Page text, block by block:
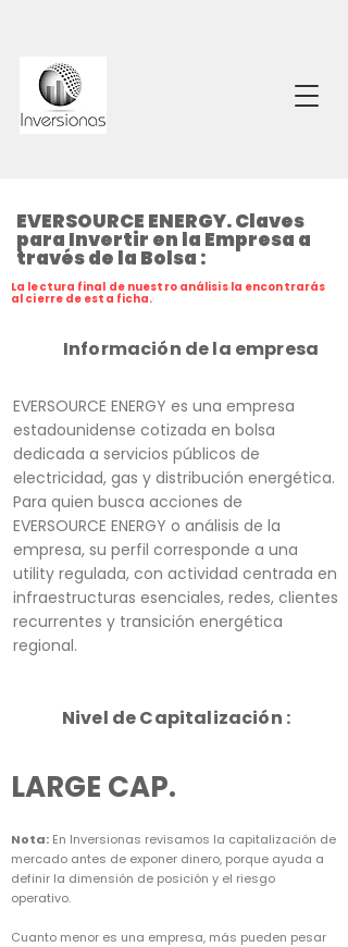
EVERSOURCE ENERGY. Claves
para Invertir en la Empresa a
través de la Bolsa :
La lectura final de nuestro análisis la encontrarás
al cierre de esta ficha.
Información de la empresa
EVERSOURCE ENERGY es una empresa
estadounidense cotizada en bolsa
dedicada a servicios públicos de
electricidad, gas y distribución energética.
Para quien busca acciones de
EVERSOURCE ENERGY o análisis de la
empresa, su perfil corresponde a una
utility regulada, con actividad centrada en
infraestructuras esenciales, redes, clientes
recurrentes y transición energética
regional.
Nivel de Capitalización :
LARGE CAP.
Nota: En Inversionas revisamos la capitalización de
mercado antes de exponer dinero, porque ayuda a
definir la dimensión de posición y el riesgo
operativo.
Cuanto menor es una empresa, más pueden pesar